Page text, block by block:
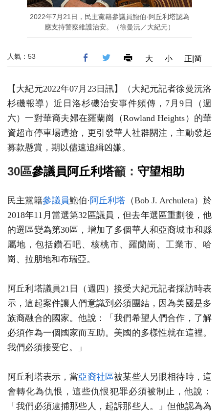
2022年7月21日，民主黨籍參議員鮑伯·阿丘利塔認為
應支持警察維護治安。（徐曼沅／大紀元）
人氣：53 大 小 正|简
【大紀元2022年07月23日訊】（大紀元記者徐曼沅洛
杉磯報導）近日洛杉磯治安事件頻傳， 7 月 9 日（週
六）一對華裔夫婦在羅蘭崗（Rowland Heights）的華
資超市停車場遭搶，更引發華人社群關注，主動發起
募款懸賞，期以儘速追緝凶嫌。
30區參議員 阿丘利塔籲： 守望相助
民主黨籍參議員鮑伯·阿丘利塔 （Bob J. Archuleta）於
2018年11月當選第32區議員，但去年選區重劃後，他
的選區變為第30區，增加了多個華人和亞裔城市和縣
屬地，包括鑽石吧、核桃市、羅蘭崗、工業市、哈
崗、拉朋地和布瑞亞。
阿丘利塔議員21日（週四）接受大紀元記者採訪時表
示，這起案件讓人們意識到必須團結，因為美國是多
族裔融合的國家。他說：「我們希望人們合作，了解
必須作為一個國家而互助。美國的多樣性就在這裡。
我們必須接受它。」
阿丘利塔表示，當亞裔社區被某些人另眼相待時，這
會轉化為仇恨，這些仇恨犯罪必須被制止，他說：
「我們必須逮捕那些人，起訴那些人。」但他認為為